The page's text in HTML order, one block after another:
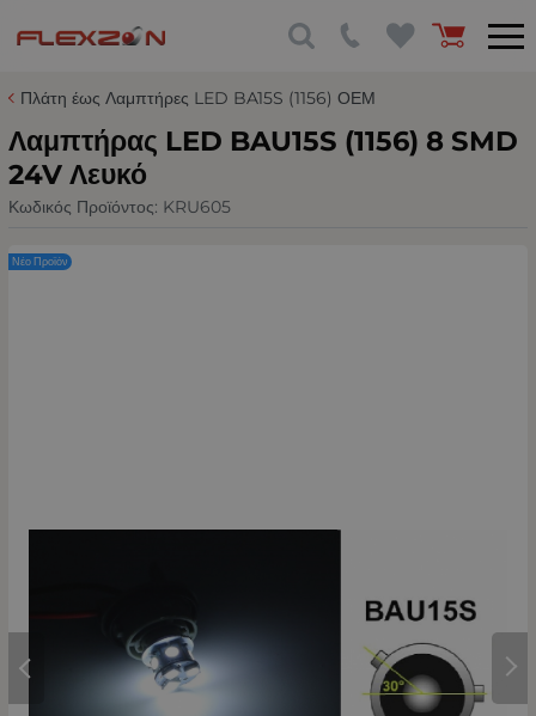
Πλάτη έως Λαμπτήρες LED BA15S (1156) ΟΕΜ
Λαμπτήρας LED BAU15S (1156) 8 SMD
24V Λευκό
Κωδικός Προϊόντος: KRU605
Νέο Προϊόν